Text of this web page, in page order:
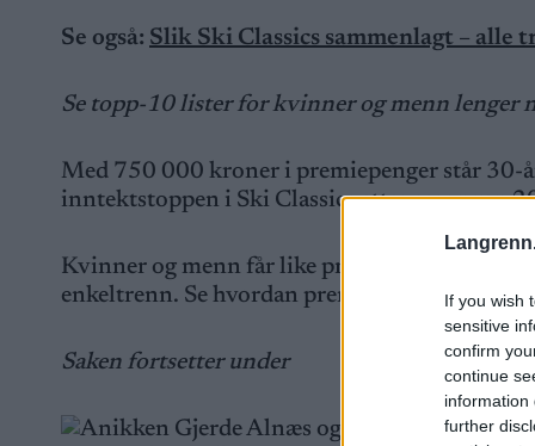
If you wish
sensitive
confirm
continue
information
further
Se også: Slik Ski Classics sammenlagt –
Se topp-10 lister for kvinner og menn lenger
Med 750 000 kroner i premiepenger står 30-
inntektstoppen i Ski Classics etter
Kvinner og menn får like premiepenger i Ski
enkeltrenn. Se hvordan premiepengene i Ski
Saken fortsetter under